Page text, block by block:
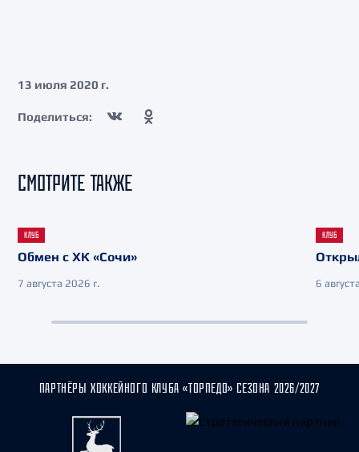
13 июля 2020 г.
Поделиться:
СМОТРИТЕ ТАКЖЕ
КЛУБ
Обмен с ХК «Сочи»
7 августа 2026 г.
КЛУБ
6
ПАРТНЁРЫ ХОККЕЙНОГО КЛУБА «ТОРПЕДО» СЕЗОНА 2026/2027